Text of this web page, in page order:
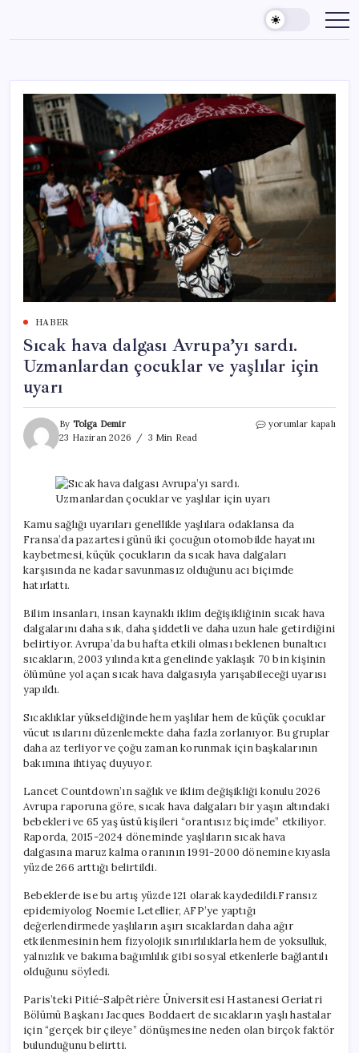
content
HABER
Sıcak hava dalgası Avrupa’yı sardı.
Uzmanlardan çocuklar ve yaşlılar için
uyarı
By Tolga Demir
23 Haziran 2026
3 Min Read
Sıcak
çocuklar
yaşlılar
için
uyarı
için
yorumlar kapalı
Kamu sağlığı uyarıları genellikle yaşlılara odaklansa da
Fransa’da pazartesi günü iki çocuğun otomobilde hayatını
kaybetmesi, küçük çocukların da sıcak hava dalgaları
karşısında ne kadar savunmasız olduğunu acı biçimde
hatırlattı.
Bilim insanları, insan kaynaklı iklim değişikliğinin sıcak hava
dalgalarını daha sık, daha şiddetli ve daha uzun hale getirdiğini
belirtiyor. Avrupa’da bu hafta etkili olması beklenen bunaltıcı
sıcakların, 2003 yılında kıta genelinde yaklaşık 70 bin kişinin
ölümüne yol açan sıcak hava dalgasıyla yarışabileceği uyarısı
yapıldı.
Sıcaklıklar yükseldiğinde hem yaşlılar hem de küçük çocuklar
vücut ısılarını düzenlemekte daha fazla zorlanıyor. Bu gruplar
daha az terliyor ve çoğu zaman korunmak için başkalarının
bakımına ihtiyaç duyuyor.
Lancet Countdown’ın sağlık ve iklim değişikliği konulu 2026
Avrupa raporuna göre, sıcak hava dalgaları bir yaşın altındaki
bebekleri ve 65 yaş üstü kişileri “orantısız biçimde” etkiliyor.
Raporda, 2015-2024 döneminde yaşlıların sıcak hava
dalgasına maruz kalma oranının 1991-2000 dönemine kıyasla
yüzde 266 arttığı belirtildi.
Bebeklerde ise bu artış yüzde 121 olarak kaydedildi.Fransız
epidemiyolog Noemie Letellier, AFP’ye yaptığı
değerlendirmede yaşlıların aşırı sıcaklardan daha ağır
etkilenmesinin hem fizyolojik sınırlılıklarla hem de yoksulluk,
yalnızlık ve bakıma bağımlılık gibi sosyal etkenlerle bağlantılı
olduğunu söyledi.
Paris’teki Pitié-Salpêtrière Üniversitesi Hastanesi Geriatri
Bölümü Başkanı Jacques Boddaert de sıcakların yaşlı hastalar
için “gerçek bir çileye” dönüşmesine neden olan birçok faktör
bulunduğunu belirtti.